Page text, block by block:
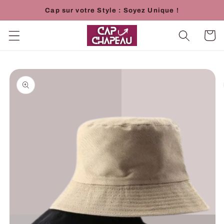
passer
contenu
Cap sur votre Style : Soyez Unique !
Panier
Passer aux
informations
produits